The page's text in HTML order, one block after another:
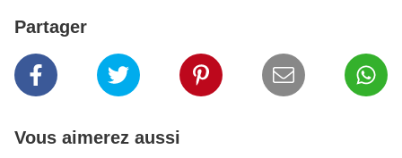
Partager
Vous aimerez aussi